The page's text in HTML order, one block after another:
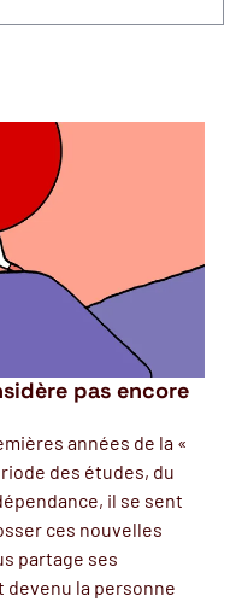
pas encore
années de la «
des études, du
il se sent
ces nouvelles
partage ses
la personne